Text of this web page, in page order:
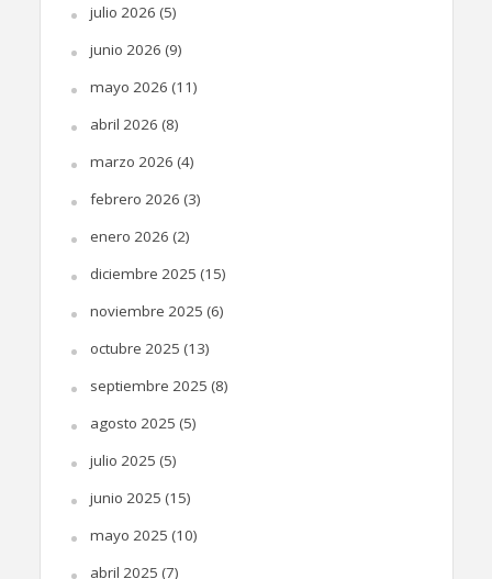
julio 2026 (5)
junio 2026 (9)
mayo 2026 (11)
abril 2026 (8)
marzo 2026 (4)
febrero 2026 (3)
enero 2026 (2)
diciembre 2025 (15)
noviembre 2025 (6)
octubre 2025 (13)
septiembre 2025 (8)
agosto 2025 (5)
julio 2025 (5)
junio 2025 (15)
mayo 2025 (10)
abril 2025 (7)